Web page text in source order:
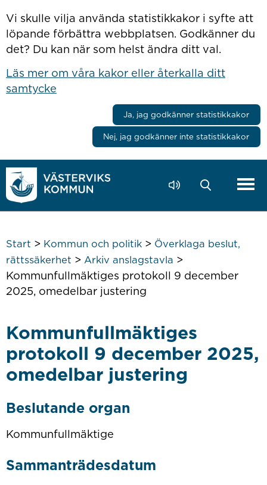
Vi skulle vilja använda statistikkakor i syfte att
löpande förbättra webbplatsen. Godkänner du
det? Du kan när som helst ändra ditt val.
Läs mer om våra kakor eller återkalla ditt
samtycke
Ja, jag godkänner statistikkakor
Nej, jag godkänner inte statistikkakor
Start > Kommun och politik> Överklaga beslut,
rättssäkerhet > Arkiv anslagstavla >
Kommunfullmäktiges protokoll 9 december
2025, omedelbar justering
Kommunfullmäktiges
protokoll 9 december 2025,
omedelbar justering
Beslutande organ
Kommunfullmäktige
Sammanträdesdatum